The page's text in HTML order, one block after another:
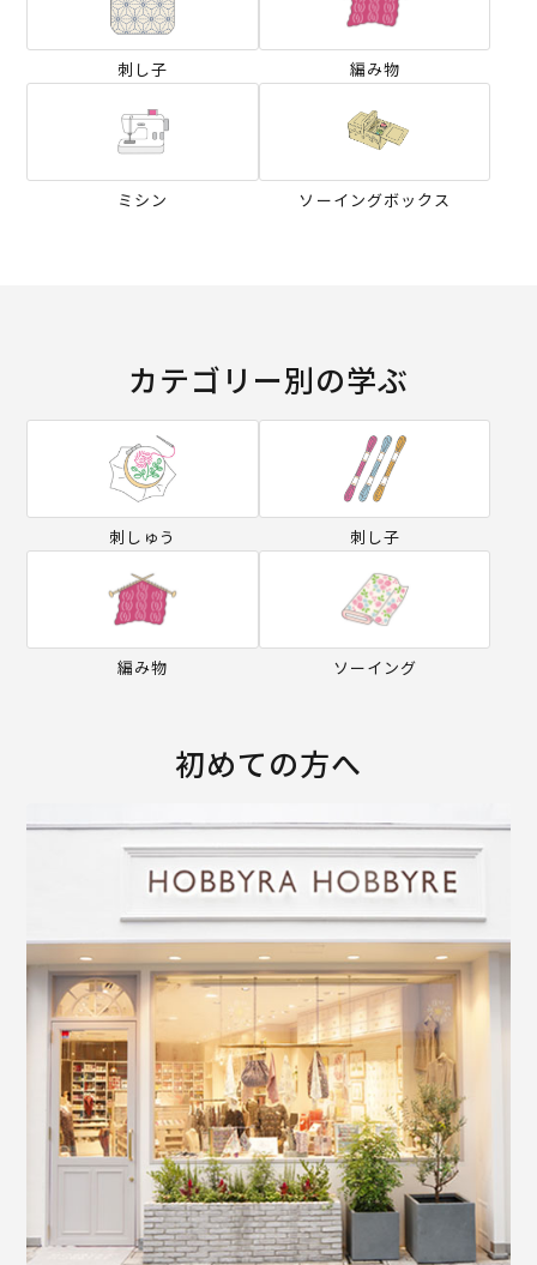
刺し子 編み物
ミシン ソーイングボックス
カテゴリー別の学ぶ
刺しゅう 刺し子
編み物 ソーイング
初めての方へ